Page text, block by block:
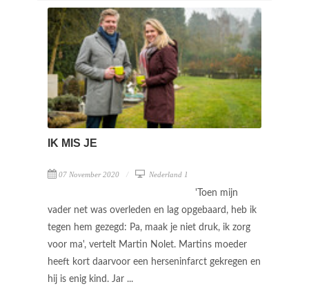
IK MIS JE
07 November 2020 Nederland 1
'Toen mijn
vader net was overleden en lag opgebaard, heb ik
tegen hem gezegd: Pa, maak je niet druk, ik zorg
voor ma', vertelt Martin Nolet. Martins moeder
heeft kort daarvoor een herseninfarct gekregen en
hij is enig kind. Jar ...